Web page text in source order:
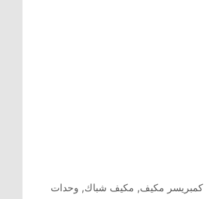
كمبريسر مكيف, مكيف شباك, وحدات